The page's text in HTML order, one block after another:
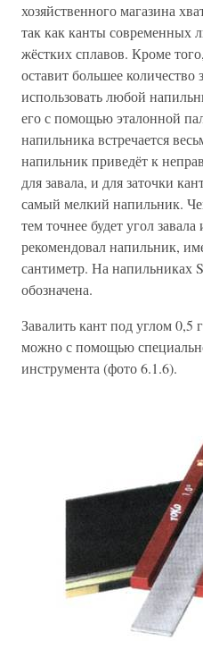
хозяйственного магазина
так как канты современных
жёстких сплавов. Кроме
оставит большее
использовать любой
его с помощью эталонной
напильника встречается
напильник приведёт к
для завала, и для заточки
самый мелкий напильник.
тем точнее будет угол
рекомендовал напильник,
сантиметр. На напильниках
обозначена.
Завалить кант под углом 0,5
можно с помощью
инструмента (фото 6.1.6).